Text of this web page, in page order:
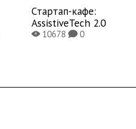
Стартап-кафе:
AssistiveTech 2.0
X10678K0